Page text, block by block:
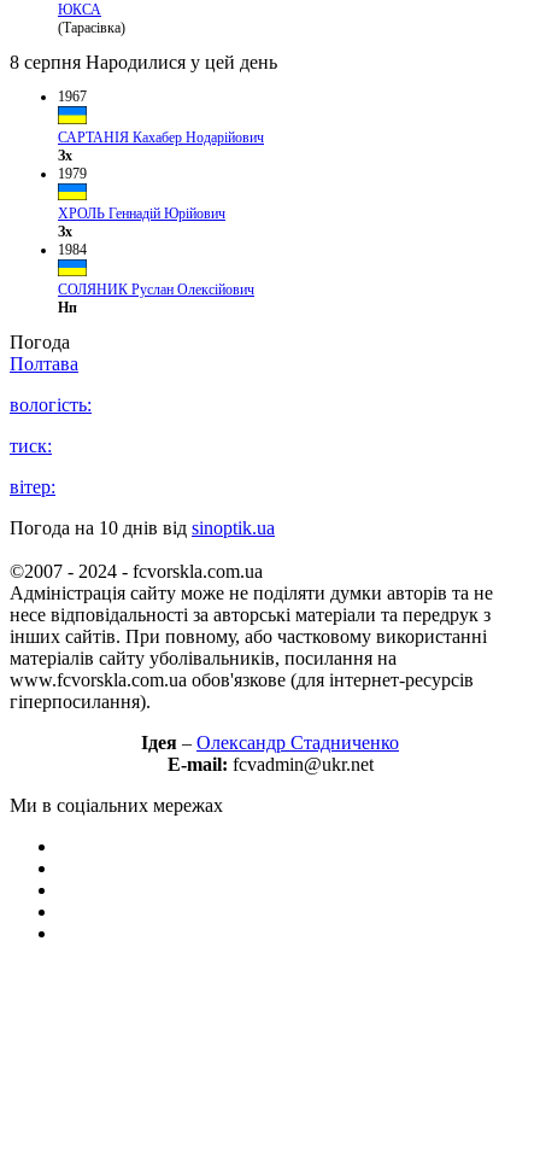
ЮКСА
(Тарасівка)
8 серпня Народилися у цей день
1967
САРТАНІЯ Кахабер Нодарійович
Зх
1979
ХРОЛЬ Геннадій Юрійович
Зх
1984
СОЛЯНИК Руслан Олексійович
Нп
Погода
Полтава
вологість:
тиск:
вітер:
Погода на 10 днів від sinoptik.ua
©2007 - 2024 - fcvorskla.com.ua
Адміністрація сайту може не поділяти думки авторів та не
несе відповідальності за авторські матеріали та передрук з
інших сайтів. При повному, або частковому використанні
матеріалів сайту уболівальників, посилання на
www.fcvorskla.com.ua обов'язкове (для інтернет-ресурсів
гіперпосилання).
Ідея – Олександр Стадниченко
E-mail: fcvadmin@ukr.net
Ми в соціальних мережах